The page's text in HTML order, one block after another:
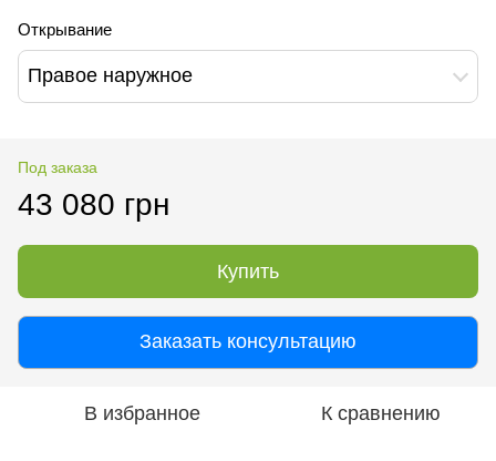
Открывание
Правое наружное
Под заказа
43 080 грн
Купить
Заказать консультацию
В избранное К сравнению